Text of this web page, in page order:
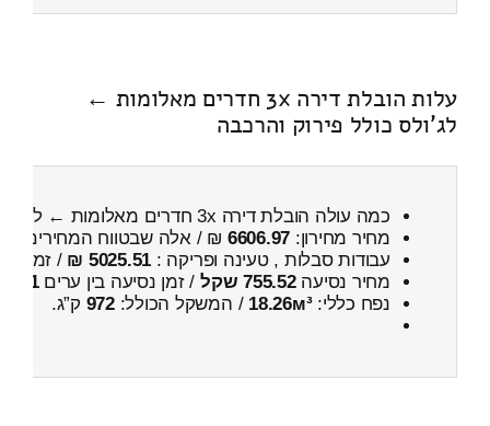
עלות הובלת דירה 3x חדרים מאלומות ←
לג'ולס כולל פירוק והרכבה
כמה עולה הובלת דירה 3x חדרים מאלומות ← לג'ולס
מחיר מחירון: 6606.97 ₪ / אלה שבטווח המחירים
עבודות סבלות , טעינה ופריקה : 5025.51 ₪ / זמן :
מחיר נסיעה755.52 שקל / זמן נסיעה בין ערים1 שעות , 1 דקות
נפח כללי:18.26м³ / המשקל הכולל:972 ק”ג.